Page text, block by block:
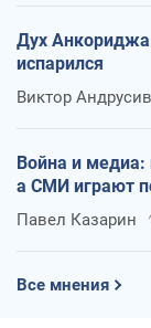
Дух Анкориджа
испарился
Виктор Андрусив
Война и медиа:
а СМИ играют
Павел Казарин
Все мнения